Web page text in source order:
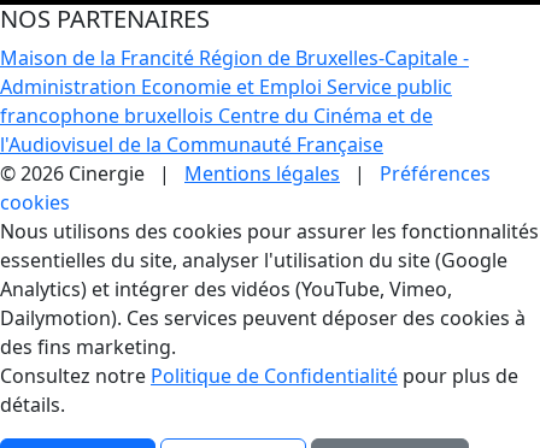
NOS PARTENAIRES
Maison de la Francité Région de Bruxelles-Capitale -
Administration Economie et Emploi Service public
francophone bruxellois Centre du Cinéma et de
l'Audiovisuel de la Communauté Française
© 2026 Cinergie | Mentions légales | Préférences
cookies
Gestion des Cookies
Nous utilisons des cookies pour assurer les fonctionnalités
essentielles du site, analyser l'utilisation du site (Google
Analytics) et intégrer des vidéos (YouTube, Vimeo,
Dailymotion). Ces services peuvent déposer des cookies à
des fins marketing.
Consultez notre Politique de Confidentialité pour plus de
détails.